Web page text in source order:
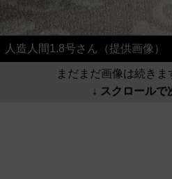
人造人間1.8号さん（提供画像）
まだまだ画像は続きま
↓ スクロールで